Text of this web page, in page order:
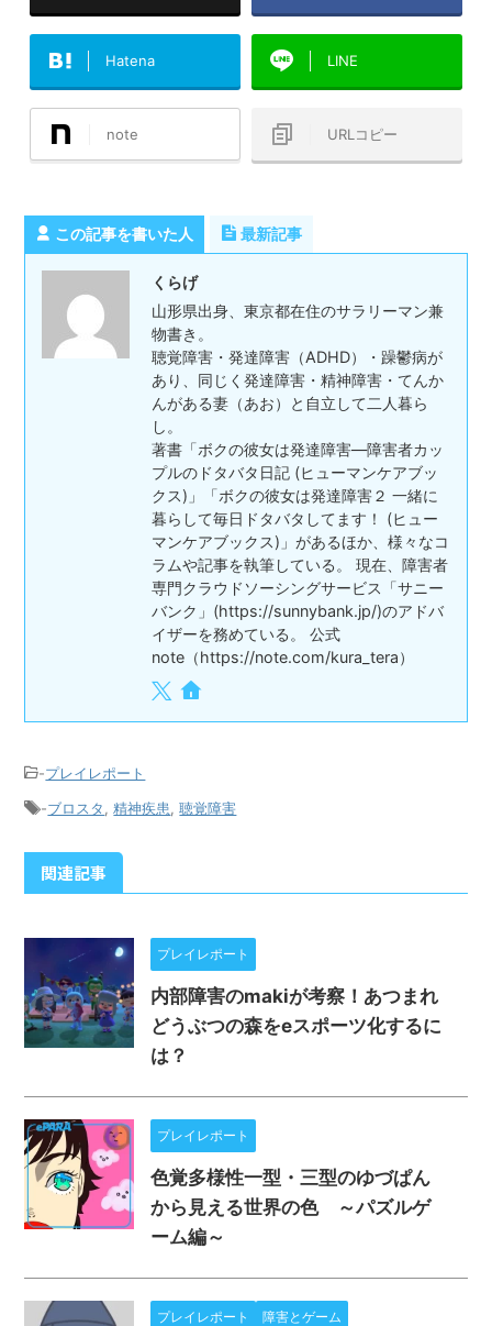
Hatena LINE
note URLコピー
この記事を書いた人 最新記事
くらげ
山形県出身、東京都在住のサラリーマン兼
物書き。
聴覚障害・発達障害（ADHD）・躁鬱病が
あり、同じく発達障害・精神障害・てんか
んがある妻（あお）と自立して二人暮ら
し。
著書「ボクの彼女は発達障害―障害者カッ
プルのドタバタ日記 (ヒューマンケアブッ
クス)」「ボクの彼女は発達障害２ 一緒に
暮らして毎日ドタバタしてます！ (ヒュー
マンケアブックス)」があるほか、様々なコ
ラムや記事を執筆している。 現在、障害者
専門クラウドソーシングサービス「サニー
バンク」(https://sunnybank.jp/)のアドバ
イザーを務めている。 公式
note（https://note.com/kura_tera）
-プレイレポート
-ブロスタ ,精神疾患 ,聴覚障害
関連記事
プレイレポート
内部障害のmakiが考察！あつまれ
どうぶつの森をeスポーツ化するに
は？
プレイレポート
色覚多様性一型・三型のゆづぱん
から見える世界の色 ～パズルゲ
ーム編～
プレイレポート 障害とゲーム